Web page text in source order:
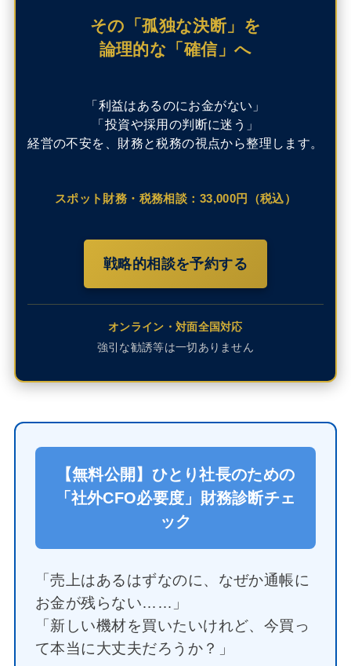
その「孤独な決断」を
論理的な「確信」へ
「利益はあるのにお金がない」
「投資や採用の判断に迷う」
経営の不安を、財務と税務の視点から整理します。
スポット財務・税務相談：33,000円（税込）
戦略的相談を予約する
オンライン・対面全国対応
強引な勧誘等は一切ありません
【無料公開】ひとり社長のための
「社外CFO必要度」財務診断チェ
ック
「売上はあるはずなのに、なぜか通帳に
お金が残らない……」
「新しい機材を買いたいけれど、今買っ
て本当に大丈夫だろうか？」